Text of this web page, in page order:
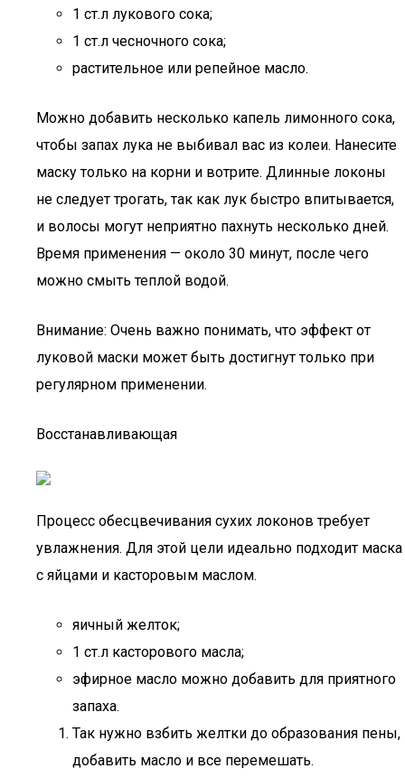
1 ст.л лукового сока;
1 ст.л чесночного сока;
растительное или репейное масло.
Можно добавить несколько капель лимонного сока,
чтобы запах лука не выбивал вас из колеи. Нанесите
маску только на корни и вотрите. Длинные локоны
не следует трогать, так как лук быстро впитывается,
и волосы могут неприятно пахнуть несколько дней.
Время применения — около 30 минут, после чего
можно смыть теплой водой.
Внимание: Очень важно понимать, что эффект от
луковой маски может быть достигнут только при
регулярном применении.
Восстанавливающая
Процесс обесцвечивания сухих локонов требует
увлажнения. Для этой цели идеально подходит маска
с яйцами и касторовым маслом.
яичный желток;
1 ст.л касторового масла;
эфирное масло можно добавить для приятного
запаха.
Так нужно взбить желтки до образования пены,
добавить масло и все перемешать.